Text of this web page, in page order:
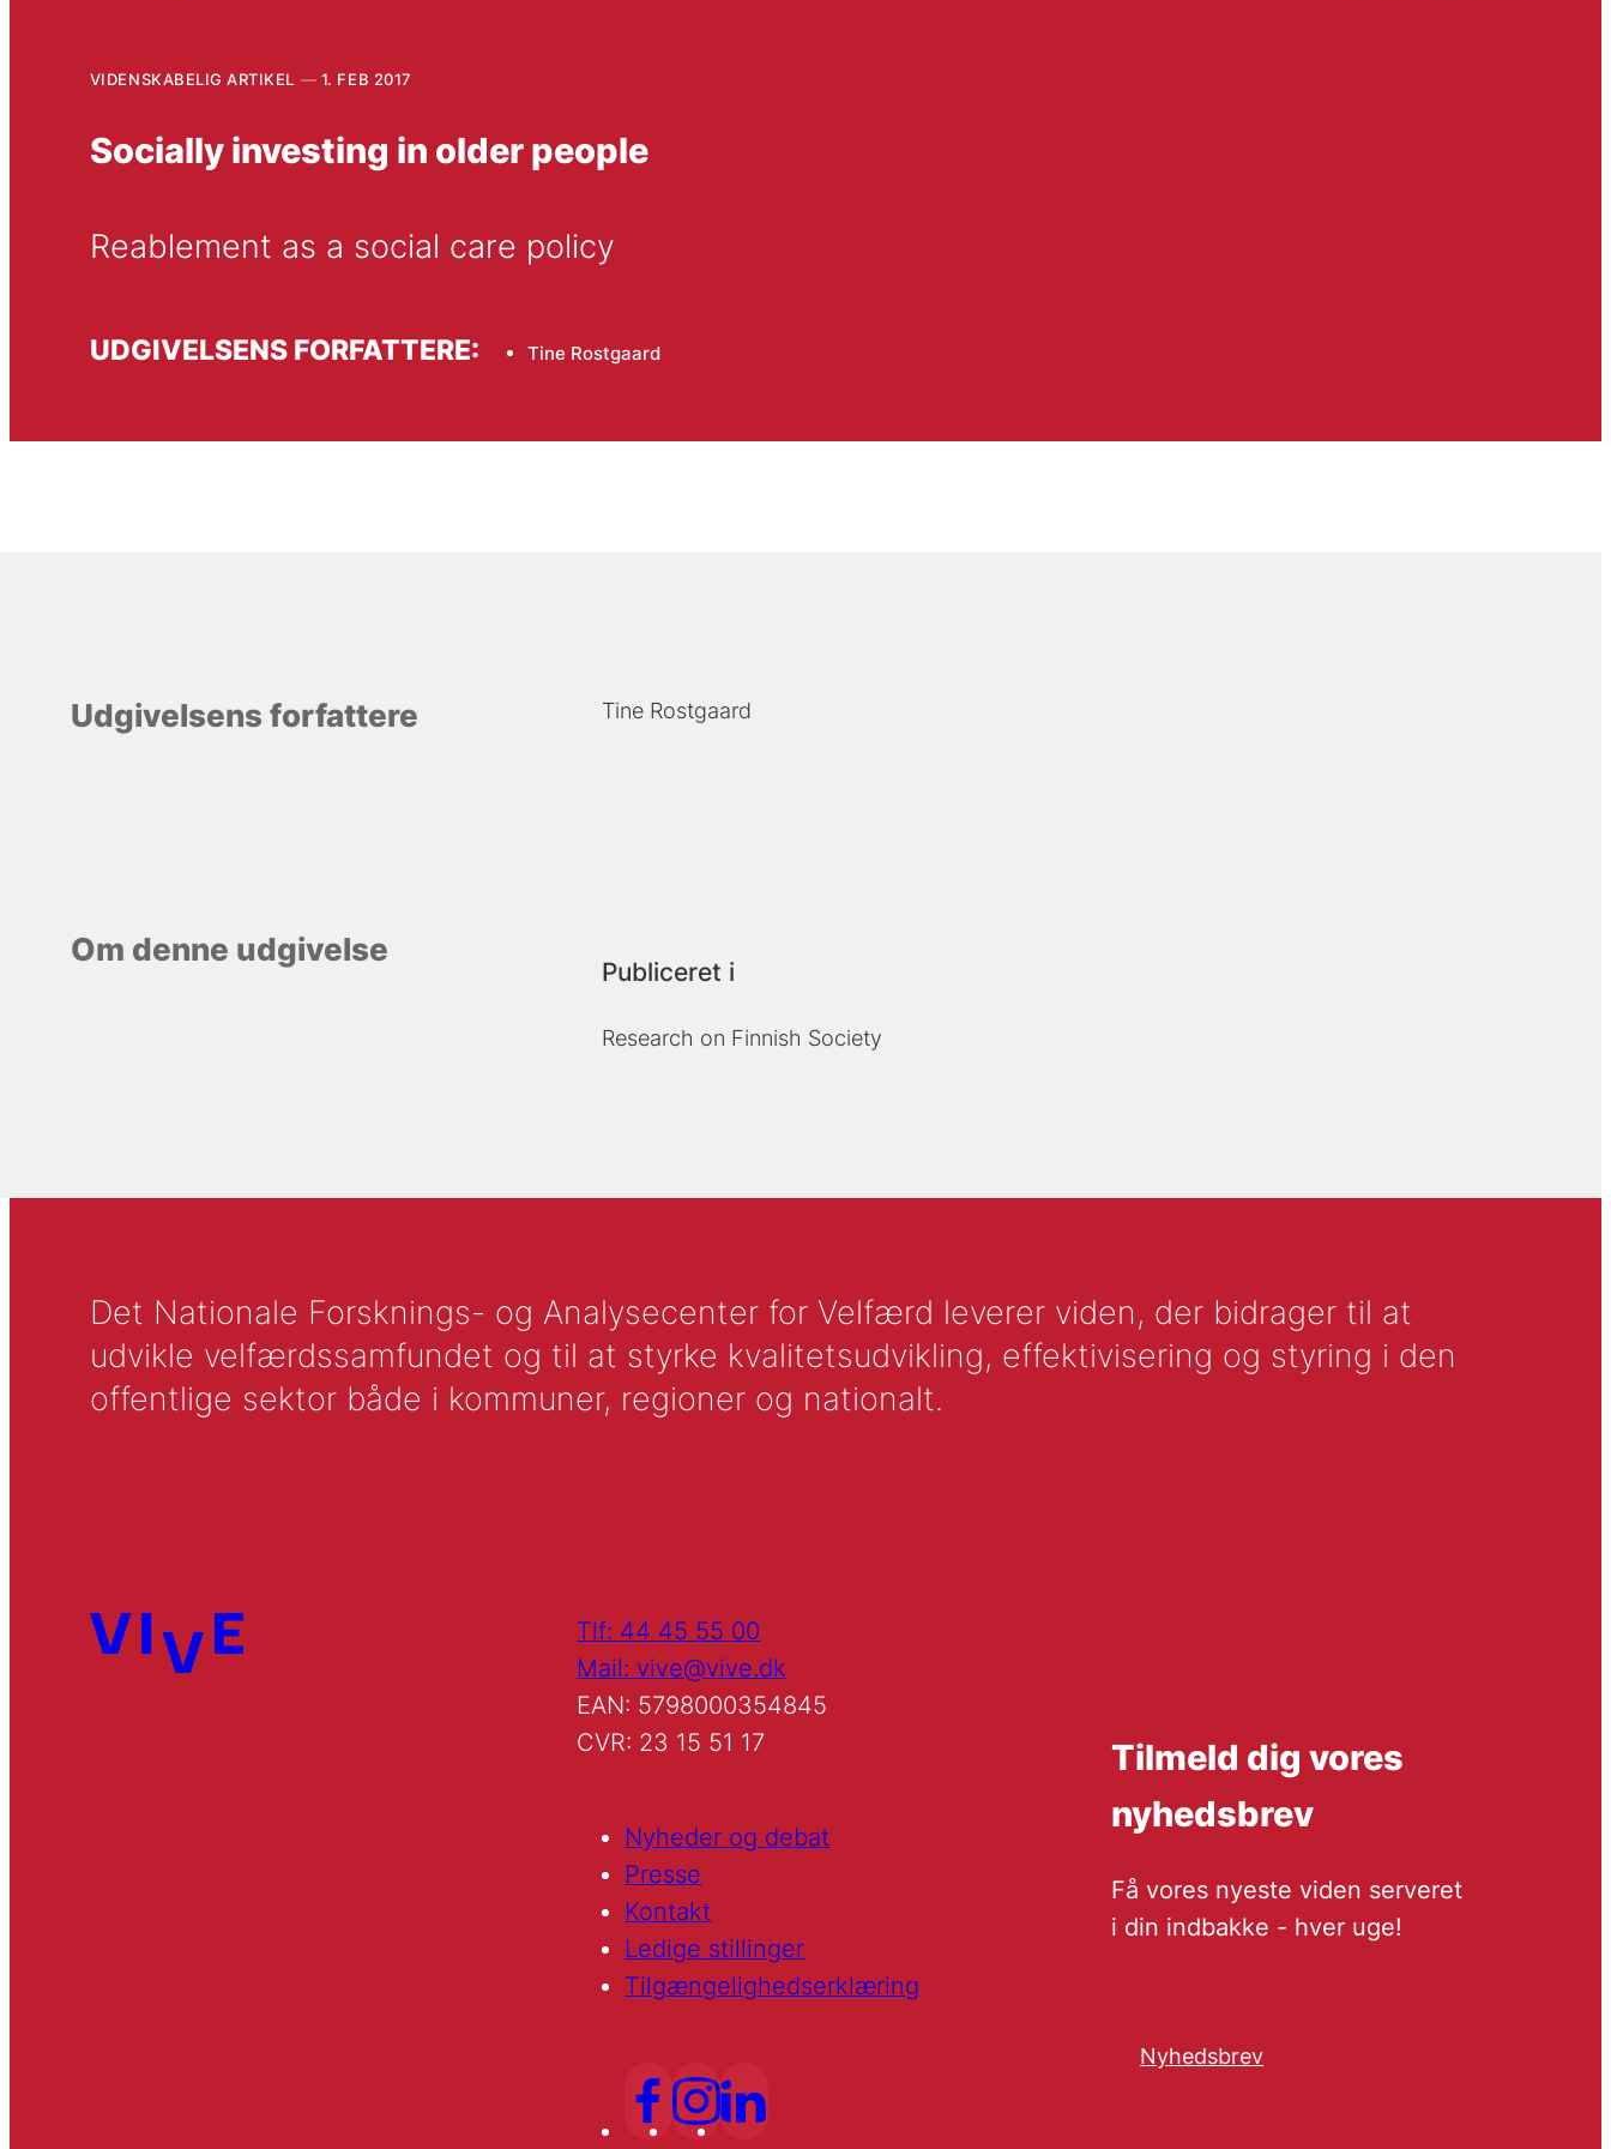
VIDENSKABELIG ARTIKEL 1. FEB 2017
Socially investing in older people
Reablement as a social care policy
UDGIVELSENS FORFATTERE: Tine Rostgaard
Udgivelsens forfattere Tine Rostgaard
Om denne udgivelse
Publiceret i
Research on Finnish Society
Det Nationale Forsknings- og Analysecenter for Velfærd leverer viden, der bidrager til at
udvikle velfærdssamfundet og til at styrke kvalitetsudvikling, effektivisering og styring i den
offentlige sektor både i kommuner, regioner og nationalt.
Tlf: 44 45 55 00
Mail: vive@vive.dk
EAN: 5798000354845
CVR: 23 15 51 17
Nyheder og debat
Presse
Kontakt
Ledige stillinger
Tilgængelighedserklæring
Tilmeld dig vores
nyhedsbrev
Få vores nyeste viden serveret
i din indbakke - hver uge!
Nyhedsbrev